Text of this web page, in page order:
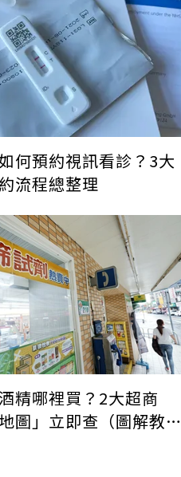
何預約視訊看診？3大
流程總整理
精哪裡買？2大超商
地圖」立即查（圖解教學